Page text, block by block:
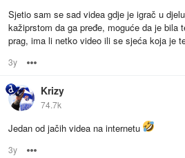
Sjetio sam se sad videa gdje je igrač u
kažiprstom da ga pređe, moguće da je bila
prag, ima li netko video ili se sjeća koja je
3y
Krizy
74.7k
Jedan od jačih videa na internetu
3y